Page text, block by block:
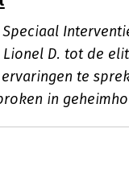
D. tot de
te
in